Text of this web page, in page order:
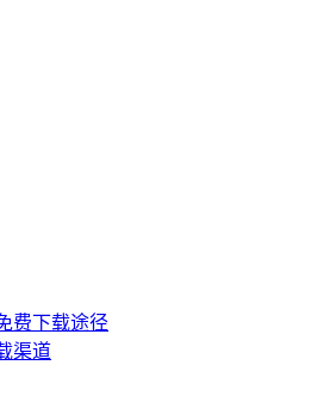
费下载途径
渠道